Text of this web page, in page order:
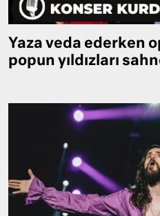
Yaza veda ederken
popun yıldızları